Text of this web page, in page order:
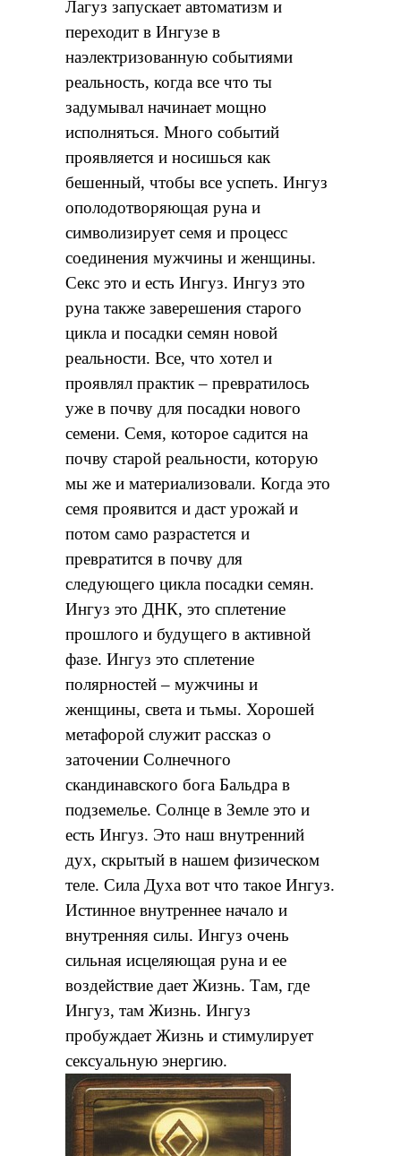
Лагуз запускает автоматизм и
переходит в Ингузе в
наэлектризованную событиями
реальность, когда все что ты
задумывал начинает мощно
исполняться. Много событий
проявляется и носишься как
бешенный, чтобы все успеть. Ингуз
ополодотворяющая руна и
символизирует семя и процесс
соединения мужчины и женщины.
Секс это и есть Ингуз. Ингуз это
руна также заверешения старого
цикла и посадки семян новой
реальности. Все, что хотел и
проявлял практик – превратилось
уже в почву для посадки нового
семени. Семя, которое садится на
почву старой реальности, которую
мы же и материализовали. Когда это
семя проявится и даст урожай и
потом само разрастется и
превратится в почву для
следующего цикла посадки семян.
Ингуз это ДНК, это сплетение
прошлого и будущего в активной
фазе. Ингуз это сплетение
полярностей – мужчины и
женщины, света и тьмы. Хорошей
метафорой служит рассказ о
заточении Солнечного
скандинавского бога Бальдра в
подземелье. Солнце в Земле это и
есть Ингуз. Это наш внутренний
дух, скрытый в нашем физическом
теле. Сила Духа вот что такое Ингуз.
Истинное внутреннее начало и
внутренняя силы. Ингуз очень
сильная исцеляющая руна и ее
воздействие дает Жизнь. Там, где
Ингуз, там Жизнь. Ингуз
пробуждает Жизнь и стимулирует
сексуальную энергию.